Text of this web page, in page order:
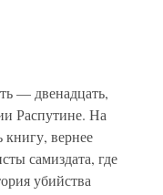
— двенадцать,
Распутине. На
книгу, вернее
самиздата, где
убийства